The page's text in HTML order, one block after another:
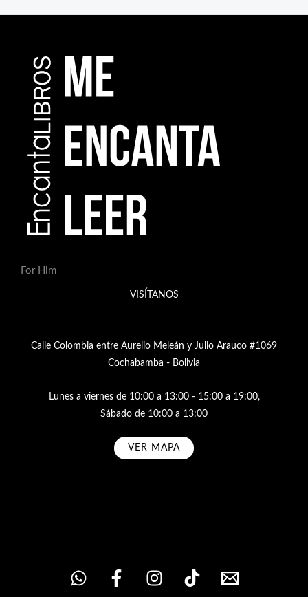
For Him
VISÍTANOS
Calle Colombia entre Aurelio Meleán y Julio Arauco #1069
Cochabamba - Bolivia
Lunes a viernes de 10:00 a 13:00 - 15:00 a 19:00,
Sábado de 10:00 a 13:00
VER MAPA